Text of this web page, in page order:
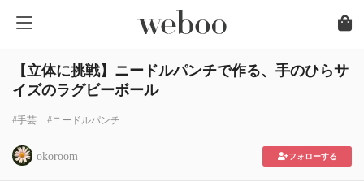
【立体に挑戦】ニードルパンチで作る、手のひらサ
イズのラグビーボール
#手芸 #ニードルパンチ
okoroom フォローする